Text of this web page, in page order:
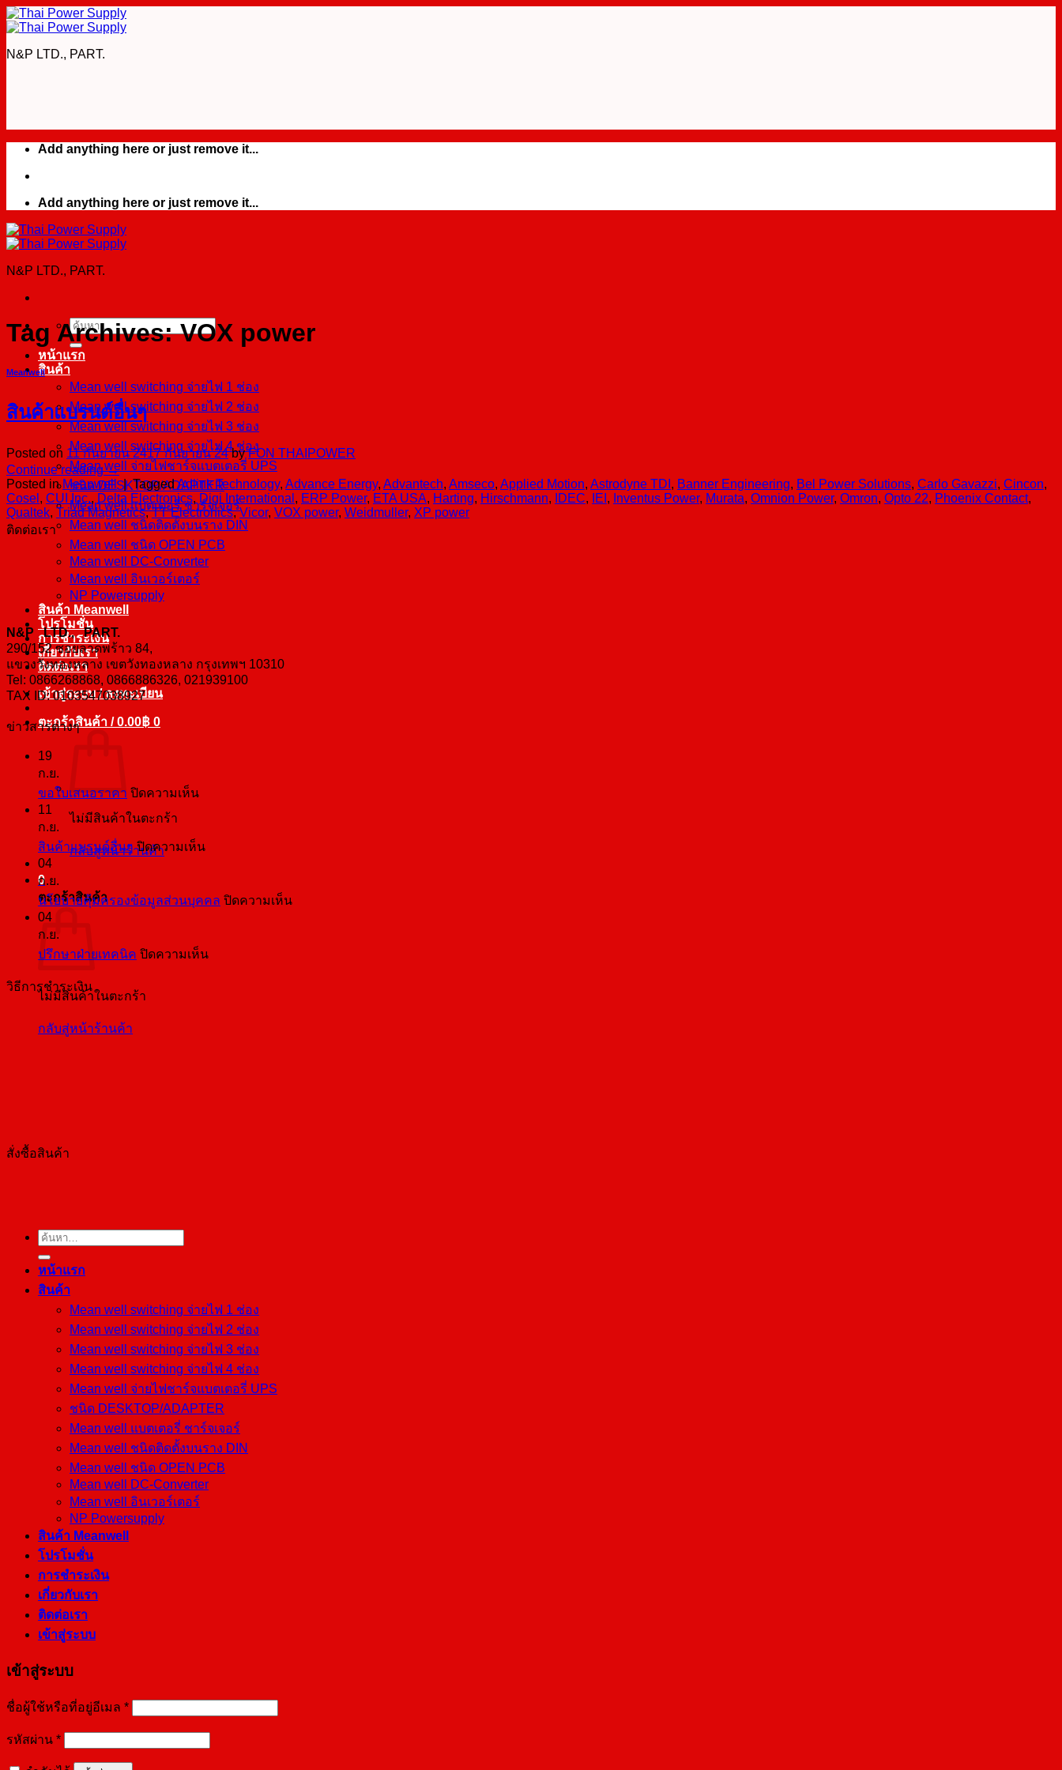
Skip
to
N&P LTD., PART.
Add anything here or just remove it...
Add anything here or just remove it...
N&P LTD., PART.
ค้นหา:
หน้าแรก
สินค้า
Mean well switching จ่ายไฟ 1 ช่อง
Mean well switching จ่ายไฟ 2 ช่อง
Mean well switching จ่ายไฟ 3 ช่อง
Mean well switching จ่ายไฟ 4 ช่อง
Mean well จ่ายไฟชาร์จแบตเตอรี่ UPS
ชนิด DESKTOP/ADAPTER
Mean well แบตเตอรี่ ชาร์จเจอร์
Mean well ชนิดติดตั้งบนราง DIN
Mean well ชนิด OPEN PCB
Mean well DC-Converter
Mean well อินเวอร์เตอร์
NP Powersupply
สินค้า Meanwell
โปรโมชั่น
การชำระเงิน
เกี่ยวกับเรา
ติดต่อเรา
เข้าสู่ระบบ / ลงทะเบียน
ตะกร้าสินค้า /0.00฿ 0
ไม่มีสินค้าในตะกร้า
กลับสู่หน้าร้านค้า
0
ตะกร้าสินค้า
ไม่มีสินค้าในตะกร้า
กลับสู่หน้าร้านค้า
Tag Archives:VOX power
Meanwell
สินค้าแบรนด์อื่นๆ
Posted on 11 กันยายน 2417 กันยายน 24 byFON THAIPOWER
Continue reading→
Posted inMeanwell | TaggedAdlink Technology, Advance Energy, Advantech, Amseco, Applied Motion, Astrodyne TDI , Banner Engineering, Bel Power Solutions, Carlo Gavazzi, Cincon,
Cosel , CUI Inc., Delta Electronics, Digi International , ERP Power, ETA USA, Harting, Hirschmann, IDEC, IEI , Inventus Power, Murata, Omnion Power, Omron, Opto 22, Phoenix Contact,
Qualtek, Triad Magnetics,TT Electronics,Vicor, VOX power, Weidmuller, XP power
ติดต่อเรา
N&P LTD., PART.
290/152 ซอยลาดพร้าว 84,
แขวงวังทองหลาง เขตวังทองหลาง กรุงเทพฯ 10310
Tel: 0866268868, 0866886326, 021939100
TAX ID: 0103547038927
ข่าวสารต่างๆ
19
ก.ย.
ขอใบเสนอราคา ปิดความเห็นบน
เสนอ
11
ก.ย.
สินค้าแบรนด์อื่นๆ ปิดความเห็นบน
รนด์
04
ก.ย.
นโยบายคุ้มครองข้อมูลส่วนบุคคล ปิดความเห็นบน
04
ก.ย.
ปรึกษาฝ่ายเทคนิค ปิดความเห็นบน
วิธีการชำระเงิน
สั่งซื้อสินค้า
ค้นหา:
หน้าแรก
สินค้า
Mean well switching จ่ายไฟ 1 ช่อง
Mean well switching จ่ายไฟ 2 ช่อง
Mean well switching จ่ายไฟ 3 ช่อง
Mean well switching จ่ายไฟ 4 ช่อง
Mean well จ่ายไฟชาร์จแบตเตอรี่ UPS
ชนิด DESKTOP/ADAPTER
Mean well แบตเตอรี่ ชาร์จเจอร์
Mean well ชนิดติดตั้งบนราง DIN
Mean well ชนิด OPEN PCB
Mean well DC-Converter
Mean well อินเวอร์เตอร์
NP Powersupply
สินค้า Meanwell
โปรโมชั่น
การชำระเงิน
เกี่ยวกับเรา
ติดต่อเรา
เข้าสู่ระบบ
เข้าสู่ระบบ
ชื่อผู้ใช้หรือที่อยู่อีเมล *
รหัสผ่าน *